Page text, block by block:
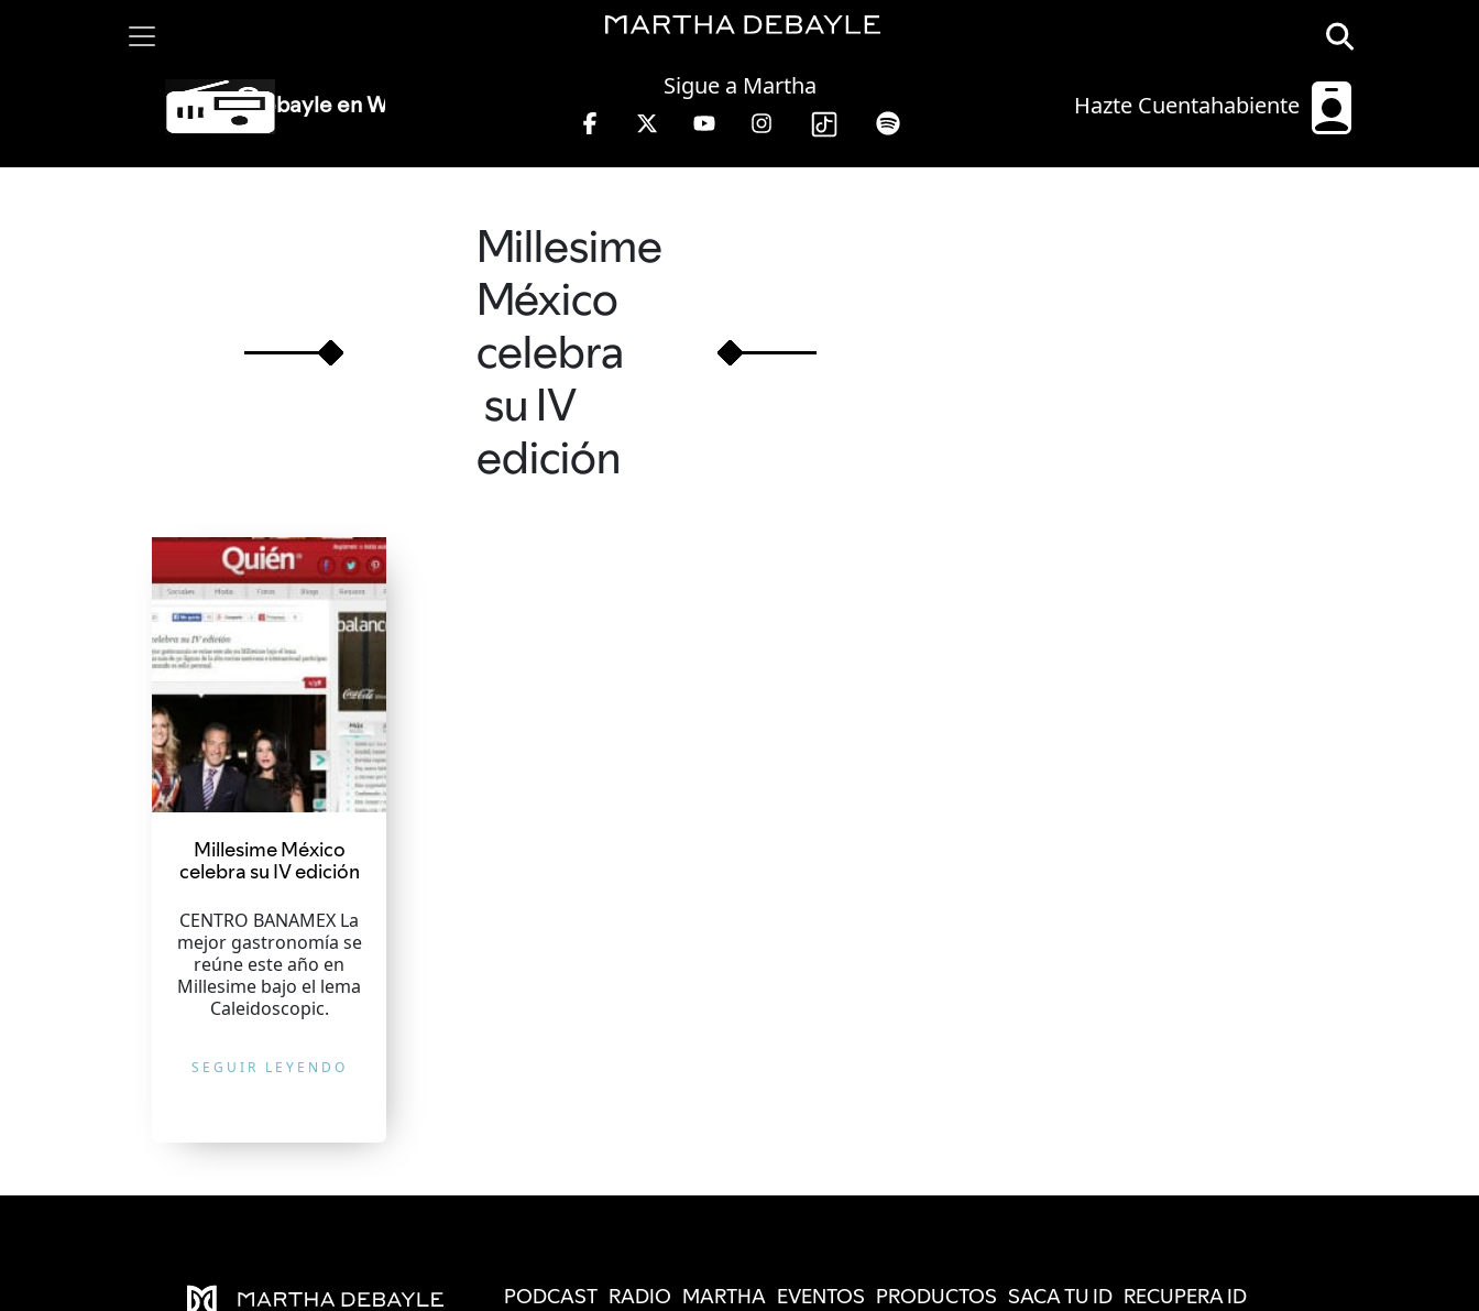
Hazte Cuentahabiente
Sigue a Martha
Martha Debayle en W, lunes a viernes de 10 a 13 hrs.
Millesime
México
celebra
su IV
edición
Millesime México
celebra su IV edición
CENTRO BANAMEX La
mejor gastronomía se
reúne este año en
Millesime bajo el lema
Caleidoscopic.
SEGUIR LEYENDO
PODCAST RADIO MARTHA EVENTOS PRODUCTOS SACA TU ID RECUPERA ID